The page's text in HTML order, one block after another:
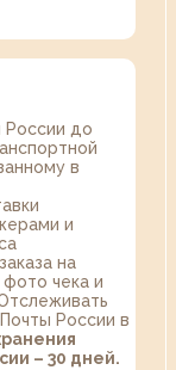
России до
в
и
на
чека и
России в
– 30 дней.